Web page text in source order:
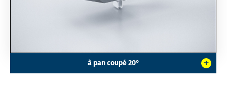
+
à pan coupé 20°